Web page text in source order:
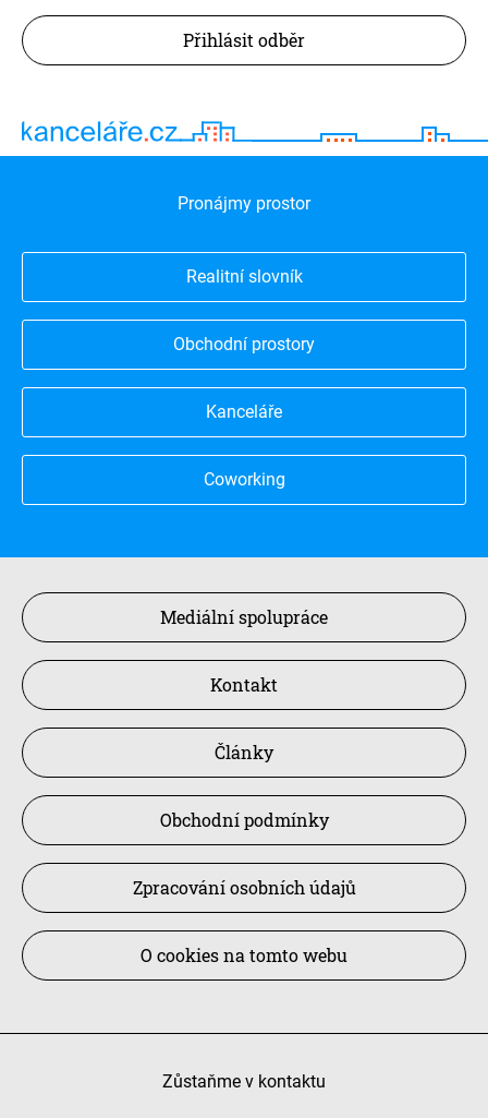
Přihlásit odběr
Pronájmy prostor
Realitní slovník
Obchodní prostory
Kanceláře
Coworking
Mediální spolupráce
Kontakt
Články
Obchodní podmínky
Zpracování osobních údajů
O cookies na tomto webu
Zůstaňme v kontaktu